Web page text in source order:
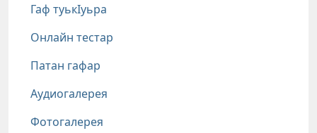
Гаф туькIуьра
Онлайн тестар
Патан гафар
Аудиогалерея
Фотогалерея